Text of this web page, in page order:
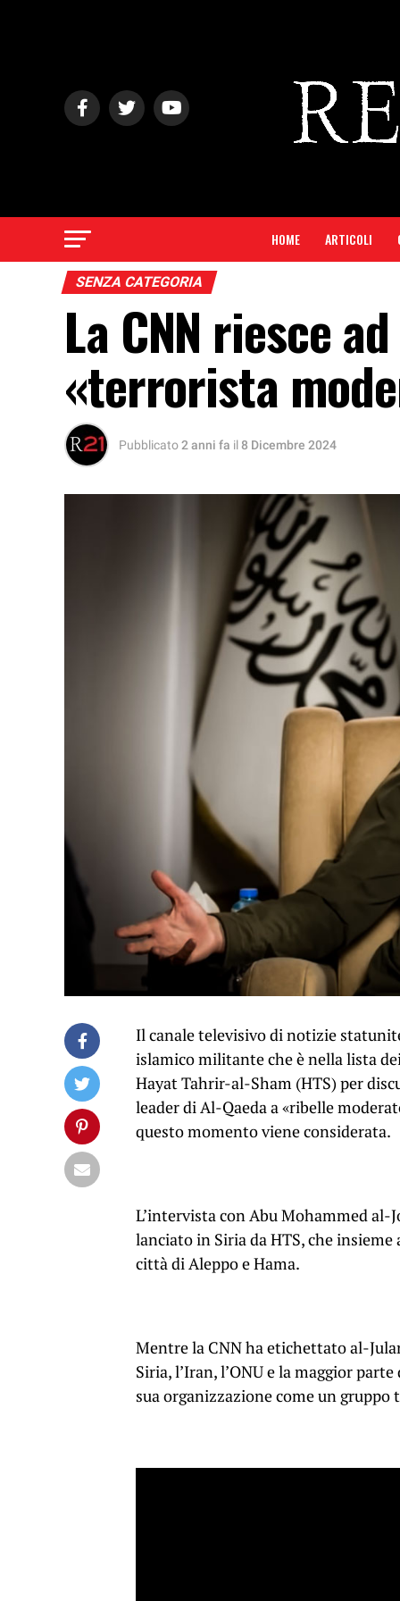
HOME ARTICOLI
SENZA CATEGORIA
La CNN riesce
«terrorista
Pubblicato2 anni fa il 8 Dicembre 2024
Il canale televisivo di notizie
islamico militante che è nella lista
Hayat Tahrir-al-Sham (HTS) per
leader di Al-Qaeda a «ribelle
questo momento viene considerata.
L’intervista con Abu Mohammed al-
lanciato in Siria da HTS, che
città di Aleppo e Hama.
Mentre la CNN ha etichettato al-
Siria, l’Iran, l’ONU e la maggior
sua organizzazione come un